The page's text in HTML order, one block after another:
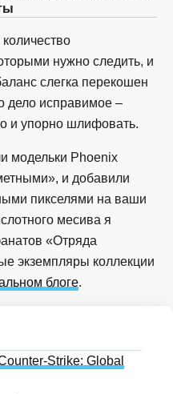
нужно следить, и
слегка перекошен
дело исправимое –
и упорно шлифовать.
модельки Phoenix
и добавили
пикселями на ваши
месива я
«Отряда
экземпляры коллекции
блоге.
Strike: Global